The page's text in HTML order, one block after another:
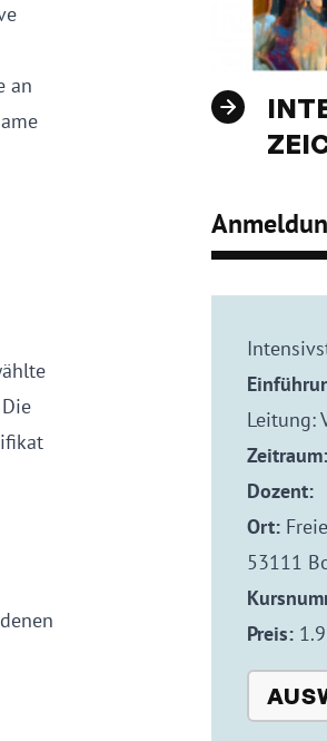
an
Leitung:
Zeitraum:
Dozent:
Ort:
53111
Preis: